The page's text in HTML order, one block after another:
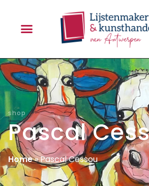
shop
Pascal
Home»Pascal Cessou